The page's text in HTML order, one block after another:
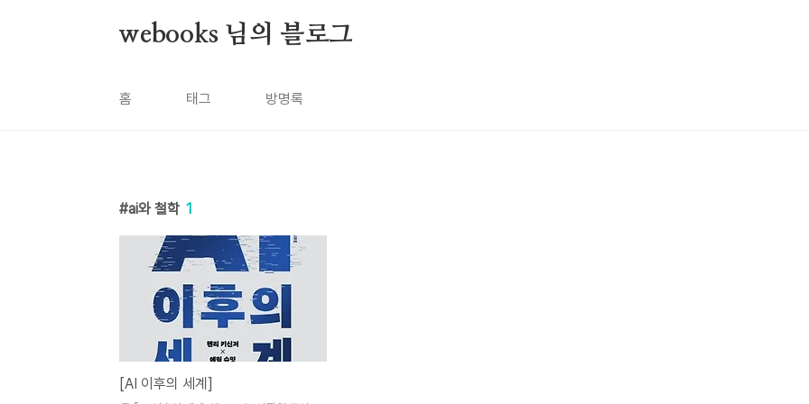
webooks 님의 블로그
홈 태그 방명록
ai와 철학 1
[AI 이후의 세계]